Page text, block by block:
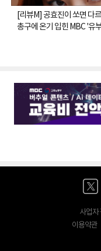
[리뷰M] 공효진이 쏘면 다
총구에 온기 입힌 MBC '유
사업자
이용약관